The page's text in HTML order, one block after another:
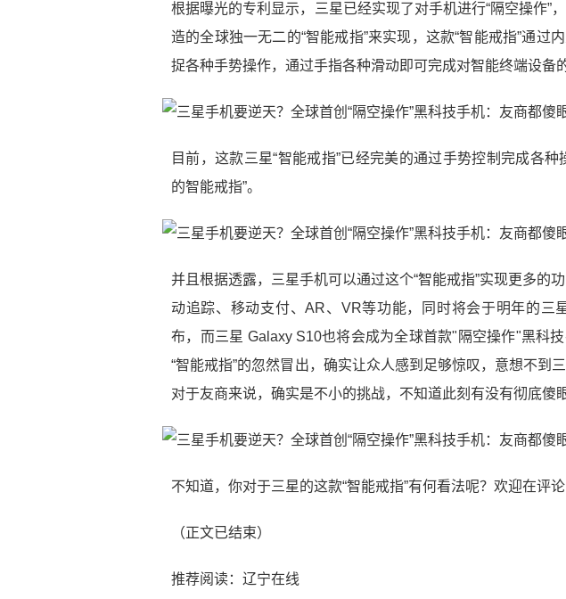
根据曝光的专利显示，三星已经实现了对手机进行“隔空操作”
造的全球独一无二的“智能戒指”来实现，这款“智能戒指”通过
捉各种手势操作，通过手指各种滑动即可完成对智能终端设备的
目前，这款三星“智能戒指”已经完美的通过手势控制完成各种
的智能戒指”。
并且根据透露，三星手机可以通过这个“智能戒指”实现更多的
动追踪、移动支付、AR、VR等功能，同时将会于明年的三
布，而三星 Galaxy S10也将会成为全球首款"隔空操作"黑科
“智能戒指”的忽然冒出，确实让众人感到足够惊叹，意想不到
对于友商来说，确实是不小的挑战，不知道此刻有没有彻底傻
不知道，你对于三星的这款“智能戒指”有何看法呢？欢迎在评论
（正文已结束）
推荐阅读： 辽宁在线